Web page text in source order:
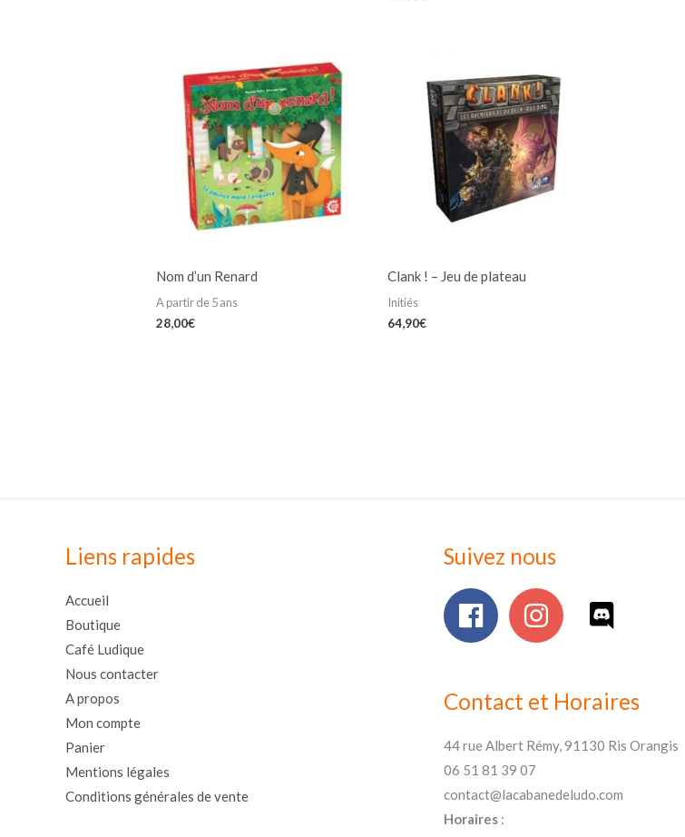
Nom d’un Renard
A partir de 5 ans
28,00€
Clank ! – Jeu de plateau
Initiés
64,90€
Liens rapides
Accueil
Boutique
Café Ludique
Nous contacter
A propos
Mon compte
Panier
Mentions légales
Conditions générales de vente
Suivez nous
Contact et Horaires
44 rue Albert Rémy, 91130 Ris Orangis
06 51 81 39 07
contact@lacabanedeludo.com
Horaires: